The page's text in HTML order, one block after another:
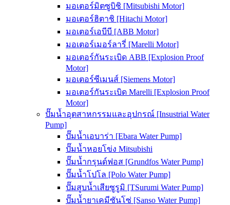
มอเตอร์มิตซูบิชิ [Mitsubishi Motor]
มอเตอร์ฮิตาชิ [Hitachi Motor]
มอเตอร์เอบีบี [ABB Motor]
มอเตอร์เมอร์ลารี่ [Marelli Motor]
มอเตอร์กันระเบิด ABB [Explosion Proof
Motor]
มอเตอร์ซีเมนส์ [Siemens Motor]
มอเตอร์กันระเบิด Marelli [Explosion Proof
Motor]
ปั๊มน้ำอุตสาหกรรมและอุปกรณ์ [Insustrial Water
Pump]
ปั๊มน้ำเอบาร่า [Ebara Water Pump]
ปั๊มน้ำหอยโข่ง Mitsubishi
ปั๊มน้ำกรุนด์ฟอส [Grundfos Water Pump]
ปั๊มน้ำโปโล [Polo Water Pump]
ปั๊มสูบน้ำเสียซูรูมิ [TSurumi Water Pump]
ปั๊มน้ำยาเคมีซันโซ่ [Sanso Water Pump]